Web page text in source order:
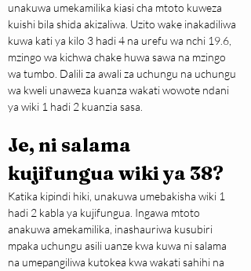
unakuwa umekamilika kiasi cha mtoto kuweza
kuishi bila shida akizaliwa. Uzito wake inakadiliwa
kuwa kati ya kilo 3 hadi 4 na urefu wa nchi 19.6,
mzingo wa kichwa chake huwa sawa na mzingo
wa tumbo. Dalili za awali za uchungu na uchungu
wa kweli unaweza kuanza wakati wowote ndani
ya wiki 1 hadi 2 kuanzia sasa.
Je, ni salama
kujifungua wiki ya 38?
Katika kipindi hiki, unakuwa umebakisha wiki 1
hadi 2 kabla ya kujifungua. Ingawa mtoto
anakuwa amekamilika, inashauriwa kusubiri
mpaka uchungu asili uanze kwa kuwa ni salama
na umepangiliwa kutokea kwa wakati sahihi na